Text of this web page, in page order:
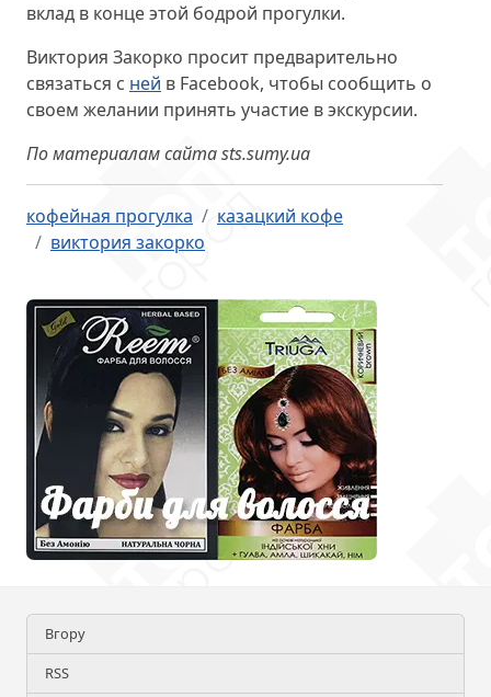
вклад в конце этой бодрой прогулки.
Виктория Закорко просит предварительно
связаться с ней в Facebook, чтобы сообщить о
своем желании принять участие в экскурсии.
По материалам сайта sts.sumy.ua
кофейная прогулка
казацкий кофе
виктория закорко
Вгору
RSS